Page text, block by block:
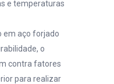
e temperaturas
em aço forjado
o
contra fatores
para realizar